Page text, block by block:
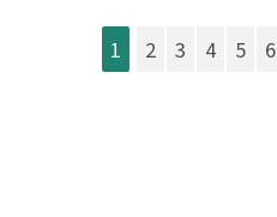
1 2 3 4 5 6